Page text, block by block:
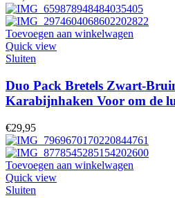
Toevoegen aan winkelwagen
Quick view
Sluiten
Duo Pack Bretels Zwart-
Karabijnhaken Voor om de
€29,95
Toevoegen aan winkelwagen
Quick view
Sluiten